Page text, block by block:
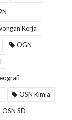
Kerja
OGN
OSN Kimia
OSN SD